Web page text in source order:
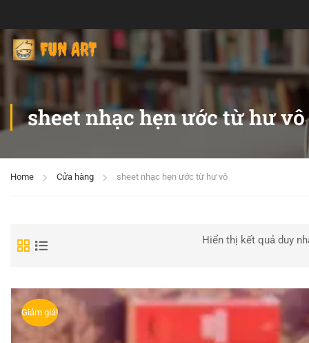
sheet nhạc hẹn ước từ hư vô
Home Cửa hàng sheet nhạc hẹn ước từ hư vô
Hiển thị kết quả duy
Giảm giá!